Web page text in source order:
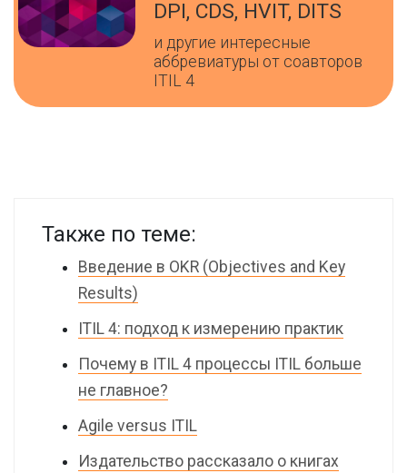
DPI, CDS, HVIT, DITS
и другие интересные
аббревиатуры от соавторов
ITIL 4
Также по теме:
Введение в OKR (Objectives and Key
Results)
ITIL 4: подход к измерению практик
Почему в ITIL 4 процессы ITIL больше
не главное?
Agile versus ITIL
Издательство рассказало о книгах